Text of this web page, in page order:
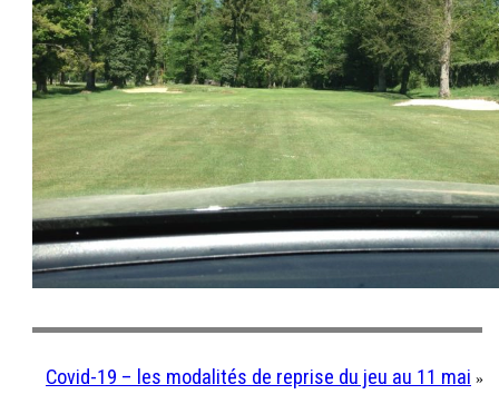
Covid-19 – les modalités de reprise du jeu au 11 mai »